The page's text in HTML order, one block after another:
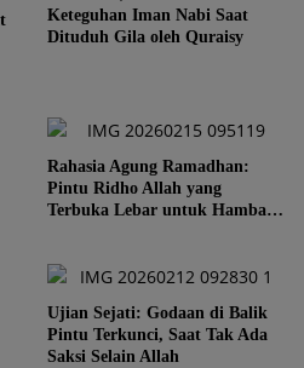
Keteguhan Iman Nabi Saat
Dituduh Gila oleh Quraisy
Rahasia Agung Ramadhan:
Pintu Ridho Allah yang
Terbuka Lebar untuk Hamba-
Ujian Sejati: Godaan di Balik
Pintu Terkunci, Saat Tak Ada
Saksi Selain Allah